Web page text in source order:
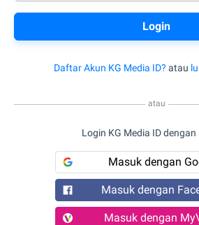
Daftar Akun KG Media ID? atau
atau
Login KG Media ID dengan
Masuk dengan
Masuk dengan
Masuk dengan